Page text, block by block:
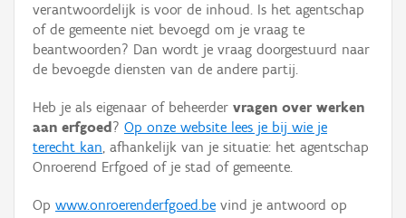
Gebeurtenis
Persoon of collectief
Hergebruik
Aanmelden
verantwoordelijk is voor de inhoud. Is het agentschap
of de gemeente niet bevoegd om je vraag te
beantwoorden? Dan wordt je vraag doorgestuurd naar
de bevoegde diensten van de andere partij.
Heb je als eigenaar of beheerder vragen over werken
aan erfgoed ? Op onze website lees je bij wie je
terecht kan, afhankelijk van je situatie: het agentschap
Onroerend Erfgoed of je stad of gemeente.
Op www.onroerenderfgoed.be vind je antwoord op